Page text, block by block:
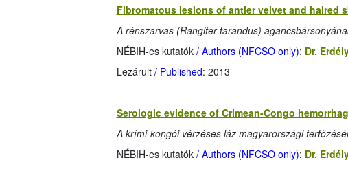
Fibromatous lesions of antler velvet and haired
A rénszarvas (Rangifer tarandus)
NÉBIH-es kutatók / Authors (NFCSO only): Dr.
Lezárult/ Published: 2013
Serologic evidence of Crimean-Congo
A krími-kongói vérzéses láz magyarországi
NÉBIH-es kutatók / Authors (NFCSO only): Dr.